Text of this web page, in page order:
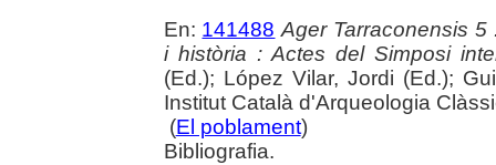
En: 141488 Ager Tarraconensis
i història : Actes del Simposi
(Ed.); López Vilar, Jordi (Ed.);
Institut Català d'Arqueologia
(El poblament)
Bibliografia.